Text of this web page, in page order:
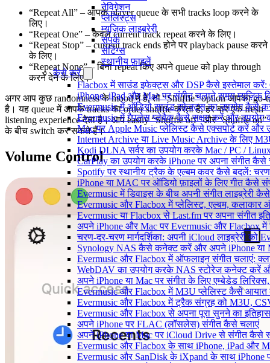
नेविगेशन
प्लेलिस्ट्स
म्यूज़िक लाइब्रेरी
संपर्क
सेटिंग्स
स्थानीय फ़ाइलें
कैसे करें
Flacbox में साउंड इफेक्ट्स और DSP कैसे इस्तेमाल करें:
iPhone, iPad और Mac पर संगीत चलाते समय म्यूज़िक
Evermusic में ऑडियो साउंड इफ़ेक्ट्स का उपयोग कैसे
Evermusic में गैपलेस प्लेबैक कैसे सक्षम करें और उपयोग
Mac पर Apple Music प्लेलिस्ट कैसे एक्सपोर्ट करें और
Internet Archive या Live Music Archive के लिए
Kodi DLNA सर्वर का उपयोग करके Mac / PC /
CarPlay का उपयोग करके iPhone पर अपना संगीत कैसे
Spotify पर स्थानीय ट्रैक के एल्बम कवर कैसे बदलें:
iPhone या MAC पर ऑडियो फ़ाइलों के लिए गीत कैसे
Evermusic में डिवाइस के बीच अपनी संगीत लाइब्रेरी
Evermusic और Flacbox में प्लेलिस्ट, एल्बम,
Evermusic या Flacbox से Last.fm पर अपना संगीत
अपने iPhone और Mac पर Evermusic और Flacbox में
चरण-दर-चरण मार्गदर्शिका: अपनी iCloud लाइब्रेरी
Synology NAS कैसे कनेक्ट करें और अपने iPhone या
Evermusic और Flacbox में ऑफलाइन संगीत चलाएं:
WebDAV का उपयोग करके NAS स्टोरेज कनेक्ट करें
अपने iPhone या Mac पर संगीत के लिए एम्बेडेड
Evermusic और Flacbox में M3U प्लेलिस्ट कैसे आयात
Evermusic और Flacbox में ट्रैक संग्रह को M3U,
Evermusic और Flacbox से अपना पूरा सुनने का इतिहास
अपने iPhone पर FLAC (लॉसलेस) संगीत कैसे चलाएं
अपने iPhone या Mac पर iCloud Drive से संगीत कैसे
Evermusic और Flacbox के साथ iPhone, iPad और
Evermusic और SanDisk के iXpand के साथ iPhone
“Repeat All” – आपके player queue के सभी tracks loop करने के
लिए।
“Repeat One” – केवल current track repeat करने के लिए।
“Repeat Stop” – current track ends होने पर playback pause करने
के लिए।
“Repeat None” – बिना repeat किए अपने queue को play through
करने देने के लिए।
अगर आप कुछ randomness के mood में हैं, तो “Shuffle” option आपका go-
है। यह queue में आपके tracks का order shuffle करता है, हर बार एक fresh
listening experience देता है। आप easily “Shuffle off” और “Shuffle on”
के बीच switch कर सकते हैं।
Volume Control